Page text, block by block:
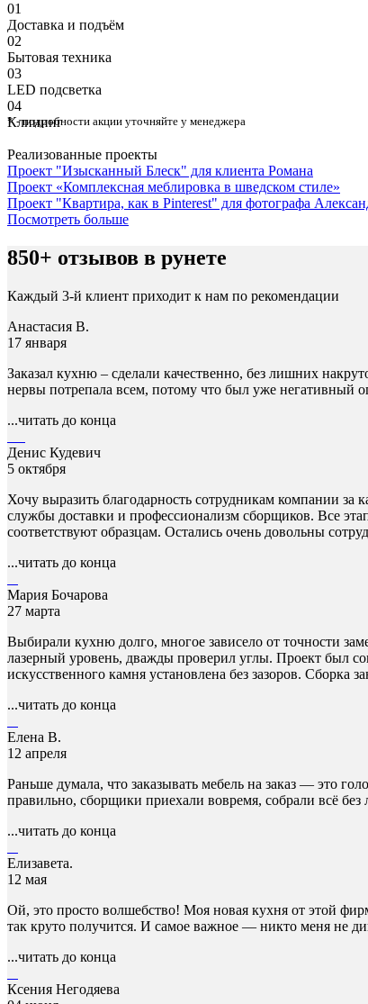
01
Доставка и подъём
02
Бытовая техника
03
⁠LED подсветка
04
Клининг
* - подробности акции уточняйте у менеджера
Реализованные проекты
Проект "Изысканный Блеск" для клиента Романа
Проект «Комплексная меблировка в шведском стиле»
Проект "Квартира, как в Pinterest" для фотографа
Посмотреть больше
850+ отзывов в рунете
Каждый 3-й клиент приходит к нам по рекомендации
Анастасия В.
17 января
Заказал кухню – сделали качественно, без лишних
нервы потрепала всем, потому что был уже негативный
...читать до конца
Денис Кудевич
5 октября
Хочу выразить благодарность сотрудникам компании
службы доставки и профессионализм сборщиков. Все
соответствуют образцам. Остались очень довольны
...читать до конца
Мария Бочарова
27 марта
Выбирали кухню долго, многое зависело от точности
лазерный уровень, дважды проверил углы. Проект был
искусственного камня установлена без зазоров.
...читать до конца
Елена В.
12 апреля
Раньше думала, что заказывать мебель на заказ — это
правильно, сборщики приехали вовремя, собрали всё
...читать до конца
Елизавета.
12 мая
Ой, это просто волшебство! Моя новая кухня от этой
так круто получится. И самое важное — никто меня не
...читать до конца
Ксения Негодяева